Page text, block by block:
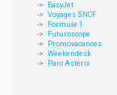
EasyJet
Voyages SNCF
Formule 1
Futuroscope
Promovacances
Weekendesk
Parc Astérix